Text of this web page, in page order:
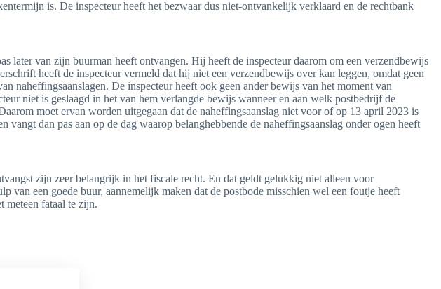
is. De inspecteur heeft het bezwaar dus niet-ontvankelijk verklaard en de rechtbank
later van zijn buurman heeft ontvangen. Hij heeft de inspecteur daarom om een verzendbewijs
heeft de inspecteur vermeld dat hij niet een verzendbewijs over kan leggen, omdat geen
naheffingsaanslagen. De inspecteur heeft ook geen ander bewijs van het moment van
niet is geslaagd in het van hem verlangde bewijs wanneer en aan welk postbedrijf de
moet ervan worden uitgegaan dat de naheffingsaanslag niet voor of op 13 april 2023 is
vangt dan pas aan op de dag waarop belanghebbende de naheffingsaanslag onder ogen heeft
zijn zeer belangrijk in het fiscale recht. En dat geldt gelukkig niet alleen voor
van een goede buur, aannemelijk maken dat de postbode misschien wel een foutje heeft
meteen fataal te zijn.